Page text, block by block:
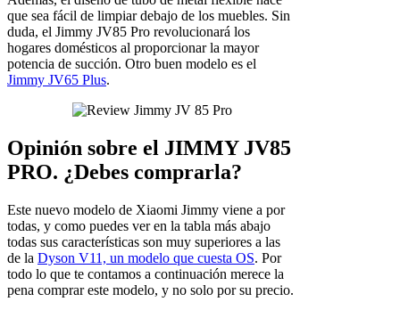
que sea fácil de limpiar debajo de los muebles. Sin
duda, el Jimmy JV85 Pro revolucionará los
hogares domésticos al proporcionar la mayor
potencia de succión. Otro buen modelo es el
Jimmy JV65 Plus.
Opinión sobre el JIMMY JV85
PRO. ¿Debes comprarla?
Este nuevo modelo de Xiaomi Jimmy viene a por
todas, y como puedes ver en la tabla más abajo
todas sus características son muy superiores a las
de la Dyson V11, un modelo que cuesta OS. Por
todo lo que te contamos a continuación merece la
pena comprar este modelo, y no solo por su precio.